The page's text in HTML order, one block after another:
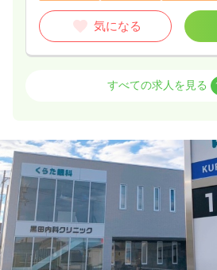
気になる
気になる
オペ室(手術室)正看護師
給与 27.4万円〜/月 賞与2回
※経験8年の例
時間 8:30～17:00
日祝休み
オンコール
第二新卒可
月給36万円以上可
気になる
すべての求人を見る